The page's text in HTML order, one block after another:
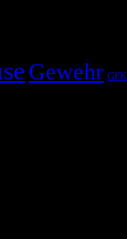
Gewehr GFK